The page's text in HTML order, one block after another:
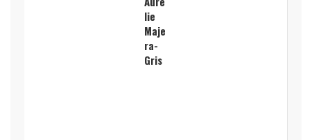
lie
Maje
ra-
Gris